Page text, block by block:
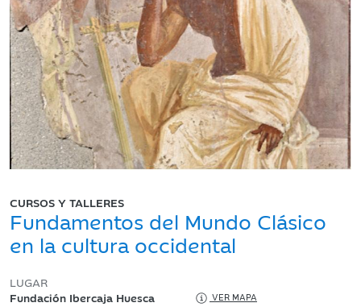
CURSOS Y TALLERES
Fundamentos del Mundo Clásico
en la cultura occidental
LUGAR
Fundación Ibercaja Huesca
VER MAPA